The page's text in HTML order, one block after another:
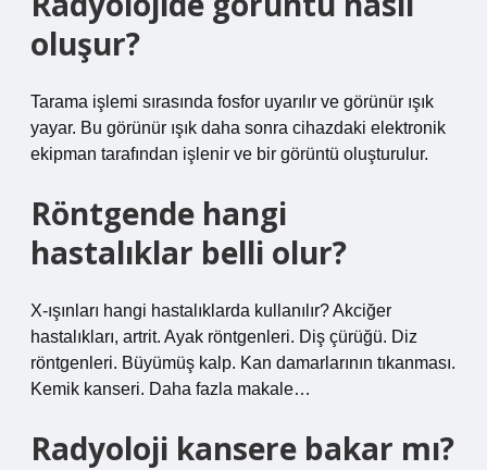
oluşur?
Tarama işlemi sırasında fosfor uyarılır ve görünür ışık
yayar. Bu görünür ışık daha sonra cihazdaki elektronik
ekipman tarafından işlenir ve bir görüntü oluşturulur.
Röntgende hangi
hastalıklar belli olur?
X-ışınları hangi hastalıklarda kullanılır? Akciğer
hastalıkları, artrit. Ayak röntgenleri. Diş çürüğü. Diz
röntgenleri. Büyümüş kalp. Kan damarlarının tıkanması.
Kemik kanseri. Daha fazla makale…
Radyoloji kansere bakar mı?